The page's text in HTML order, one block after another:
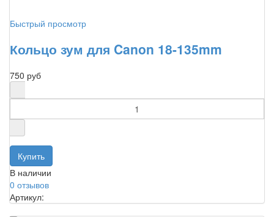
Быстрый просмотр
Кольцо зум для Canon 18-135mm
750 руб
В наличии
0 отзывов
Артикул: